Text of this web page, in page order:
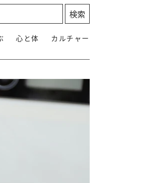
心と体 カルチャー